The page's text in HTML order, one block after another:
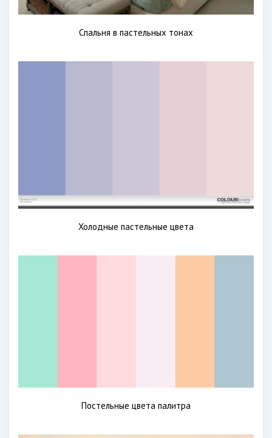
Спальня в пастельных тонах
Холодные пастельные цвета
Постельные цвета палитра